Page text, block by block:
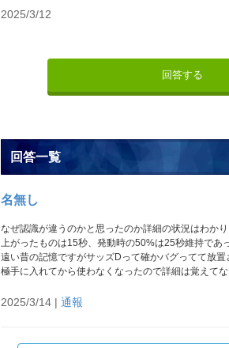
2025/3/12
回答する
回答一覧
名無し
なぜ認識が違うのかと思ったのか詳細の状況はわか
上がったものは15秒、発動時の50%は25秒維持であ
遠い昔の記憶ですがサッズDって確かバグってて放
極手に入れてから使わなくなったので詳細は覚えてな
2025/3/14 | 通報